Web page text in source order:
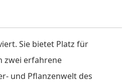
Sie bietet Platz für
zwei erfahrene
und Pflanzenwelt des